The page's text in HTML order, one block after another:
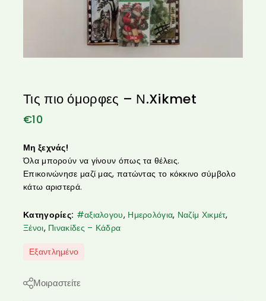
Τις πιο όμορφες – Ν.Xikmet
€10
Μη ξεχνάς!
Όλα μπορούν να γίνουν όπως τα θέλεις.
Επικοινώνησε μαζί μας, πατώντας το κόκκινο σύμβολο
κάτω αριστερά.
Κατηγορίες: #αξιαλογου, Ημερολόγια, Ναζίμ Χικμέτ,
Ξένοι, Πινακίδες – Κάδρα
Εξαντλημένο
Μοιραστείτε